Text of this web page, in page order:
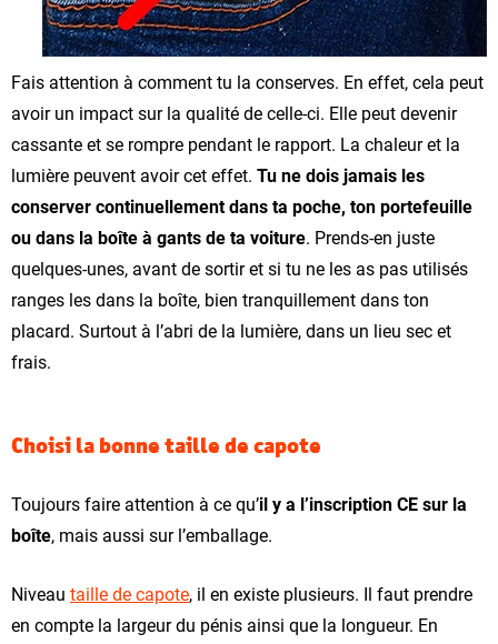
Fais attention à comment tu la conserves. En effet, cela peut
avoir un impact sur la qualité de celle-ci. Elle peut devenir
cassante et se rompre pendant le rapport. La chaleur et la
lumière peuvent avoir cet effet. Tu ne dois jamais les
conserver continuellement dans ta poche, ton portefeuille
ou dans la boîte à gants de ta voiture. Prends-en juste
quelques-unes, avant de sortir et si tu ne les as pas utilisés
ranges les dans la boîte, bien tranquillement dans ton
placard. Surtout à l’abri de la lumière, dans un lieu sec et
frais.
Choisi la bonne taille de capote
Toujours faire attention à ce qu’il y a l’inscription CE sur la
boîte, mais aussi sur l’emballage.
Niveau taille de capote, il en existe plusieurs. Il faut prendre
en compte la largeur du pénis ainsi que la longueur. En